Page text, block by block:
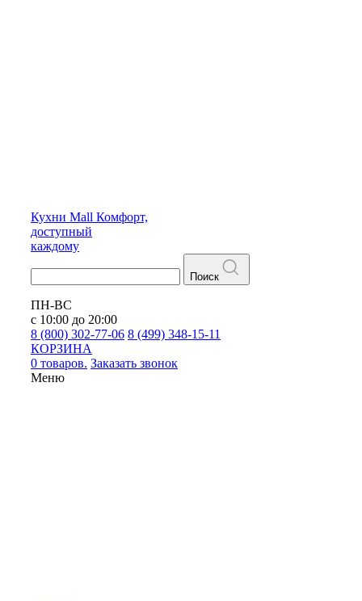
Кухни Mall Комфорт,
доступный
каждому
Поиск
ПН-ВС
с 10:00 до 20:00
8 (800) 302-77-06 8 (499) 348-15-11
КОРЗИНА
0 товаров. Заказать звонок
Меню